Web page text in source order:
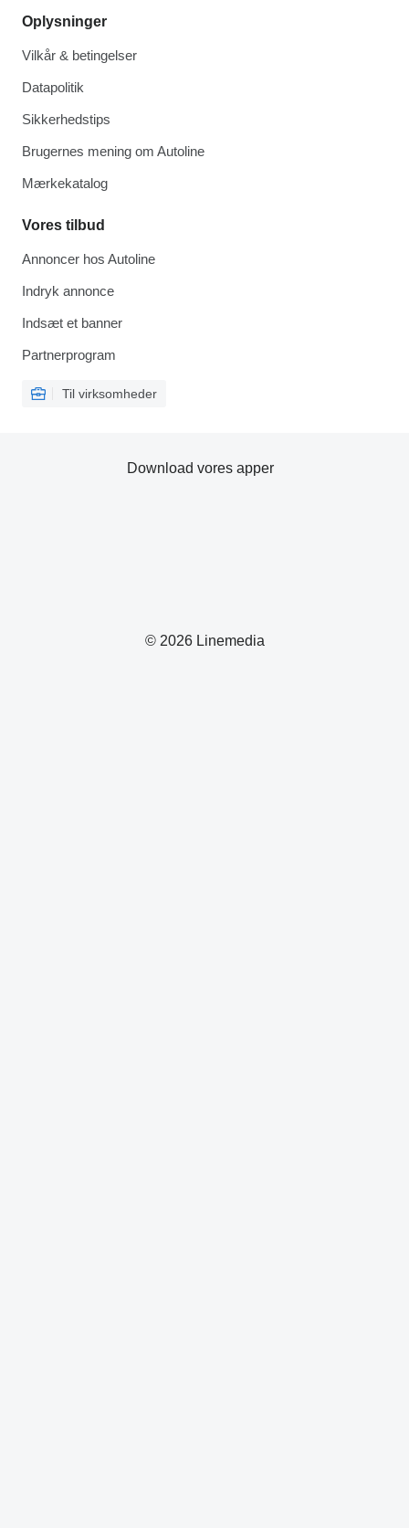
Oplysninger
Vilkår & betingelser
Datapolitik
Sikkerhedstips
Brugernes mening om Autoline
Mærkekatalog
Vores tilbud
Annoncer hos Autoline
Indryk annonce
Indsæt et banner
Partnerprogram
Til virksomheder
© 2026 Linemedia
Download vores apper